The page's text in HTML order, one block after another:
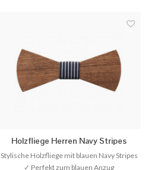
Holzfliege Herren Navy Stripes
Stylische Holzfliege mit blauen Navy Stripes
✓ Perfekt zum blauen Anzug